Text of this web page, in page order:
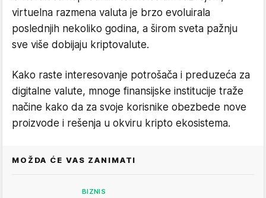
virtuelna razmena valuta je brzo evoluirala
poslednjih nekoliko godina, a širom sveta pažnju
sve više dobijaju kriptovalute.
Kako raste interesovanje potrošača i preduzeća za
digitalne valute, mnoge finansijske institucije traže
načine kako da za svoje korisnike obezbede nove
proizvode i rešenja u okviru kripto ekosistema.
MOŽDA ĆE VAS ZANIMATI
BIZNIS